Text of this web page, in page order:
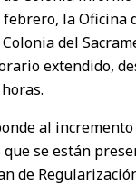
la Oficina
del
extendido,
al incremento
se están
de